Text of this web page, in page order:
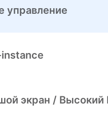
управление
экран / Высокий